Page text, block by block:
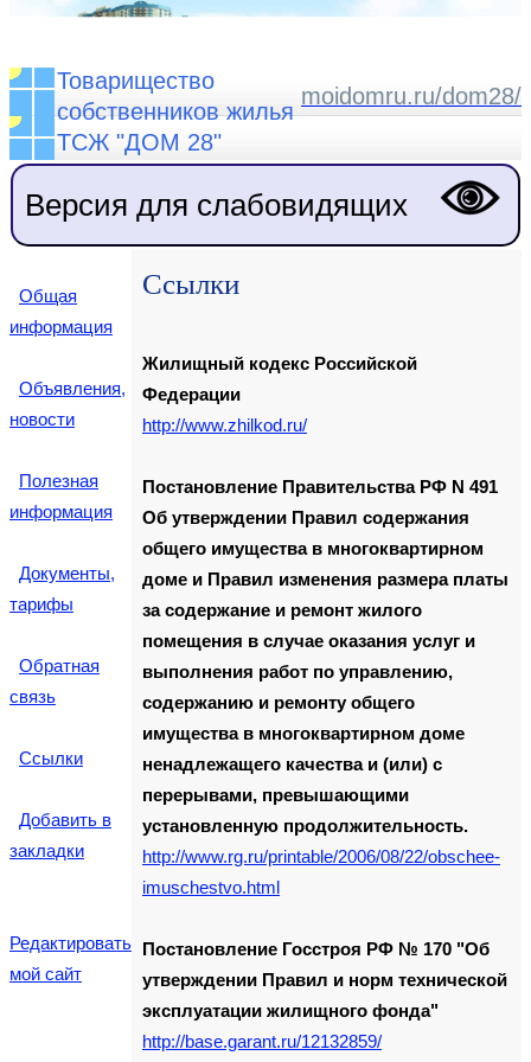
Товарищество
собственников жилья
ТСЖ "ДОМ 28"
moidomru.ru/dom28/
Версия для слабовидящих
Общая
информация
Объявления,
новости
Полезная
информация
Документы,
тарифы
Обратная
связь
Ссылки
Добавить в
закладки
Редактировать
мой сайт
Ссылки
Жилищный кодекс Российской
Федерации
http://www.zhilkod.ru/
Постановление Правительства РФ N 491
Об утверждении Правил содержания
общего имущества в многоквартирном
доме и Правил изменения размера платы
за содержание и ремонт жилого
помещения в случае оказания услуг и
выполнения работ по управлению,
содержанию и ремонту общего
имущества в многоквартирном доме
ненадлежащего качества и (или) с
перерывами, превышающими
установленную продолжительность.
http://www.rg.ru/printable/2006/08/22/obschee-
imuschestvo.html
Постановление Госстроя РФ № 170 "Об
утверждении Правил и норм технической
эксплуатации жилищного фонда"
http://base.garant.ru/12132859/